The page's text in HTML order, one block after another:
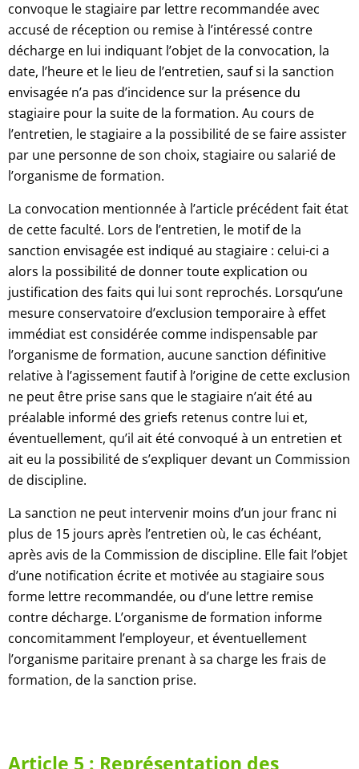
convoque le stagiaire par lettre recommandée avec
accusé de réception ou remise à l’intéressé contre
décharge en lui indiquant l’objet de la convocation, la
date, l’heure et le lieu de l’entretien, sauf si la sanction
envisagée n’a pas d’incidence sur la présence du
stagiaire pour la suite de la formation. Au cours de
l’entretien, le stagiaire a la possibilité de se faire assister
par une personne de son choix, stagiaire ou salarié de
l’organisme de formation.
La convocation mentionnée à l’article précédent fait état
de cette faculté. Lors de l’entretien, le motif de la
sanction envisagée est indiqué au stagiaire : celui-ci a
alors la possibilité de donner toute explication ou
justification des faits qui lui sont reprochés. Lorsqu’une
mesure conservatoire d’exclusion temporaire à effet
immédiat est considérée comme indispensable par
l’organisme de formation, aucune sanction définitive
relative à l’agissement fautif à l’origine de cette exclusion
ne peut être prise sans que le stagiaire n’ait été au
préalable informé des griefs retenus contre lui et,
éventuellement, qu’il ait été convoqué à un entretien et
ait eu la possibilité de s’expliquer devant un Commission
de discipline.
La sanction ne peut intervenir moins d’un jour franc ni
plus de 15 jours après l’entretien où, le cas échéant,
après avis de la Commission de discipline. Elle fait l’objet
d’une notification écrite et motivée au stagiaire sous
forme lettre recommandée, ou d’une lettre remise
contre décharge. L’organisme de formation informe
concomitamment l’employeur, et éventuellement
l’organisme paritaire prenant à sa charge les frais de
formation, de la sanction prise.
Article 5 : Représentation des